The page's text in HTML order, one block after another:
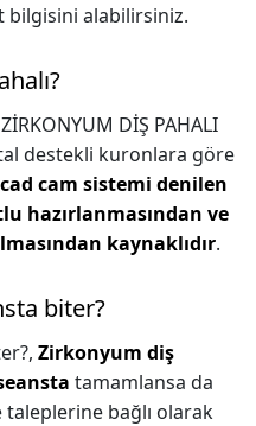
bilgisini alabilirsiniz.
ZİRKONYUM DİŞ PAHALI
destekli kuronlara göre
cad cam sistemi denilen
hazırlanmasından ve
kaynaklıdır.
biter?
Zirkonyum diş
tamamlansa da
bağlı olarak